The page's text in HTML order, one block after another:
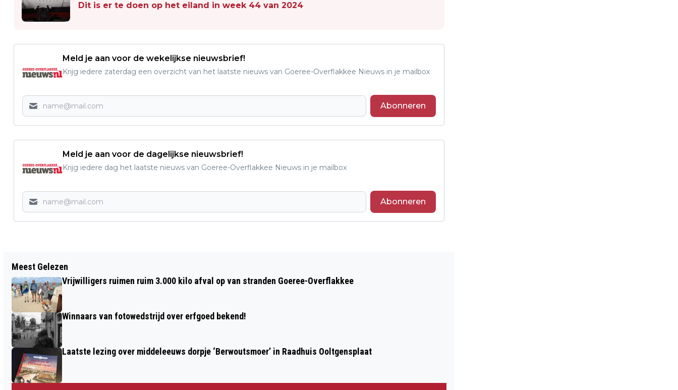
Dit is er te doen op het eiland in week 44 van 2024
Meld je aan voor de wekelijkse nieuwsbrief!
Krijg iedere zaterdag een overzicht van het laatste nieuws van Goeree-Overflakkee Nieuws in je mailbox
Abonneren
Meld je aan voor de dagelijkse nieuwsbrief!
Krijg iedere dag het laatste nieuws van Goeree-Overflakkee Nieuws in je mailbox
Abonneren
GOEDEMORGEN, HET IS VANDAAG
MAANDAG 28 OKTOBER
GROENER
Meest Gelezen
Vrijwilligers ruimen ruim 3.000 kilo afval op van stranden Goeree-Overflakkee
Winnaars van fotowedstrijd over erfgoed bekend!
Laatste lezing over middeleeuws dorpje ‘Berwoutsmoer’ in Raadhuis Ooltgensplaat